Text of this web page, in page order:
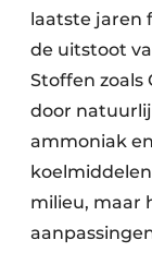
laatste jaren
de uitstoot
Stoffen zoals
door
ammoniak
milieu, maar